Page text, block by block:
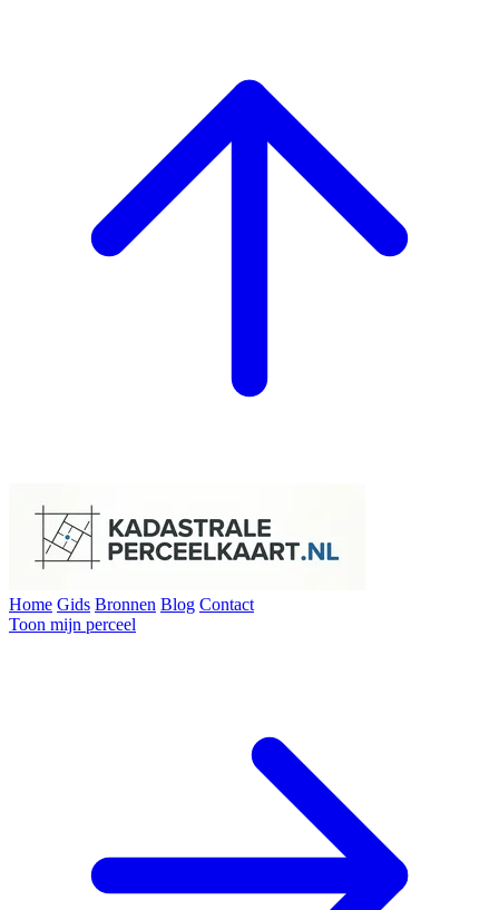
Home Gids Bronnen Blog Contact
Toon mijn perceel